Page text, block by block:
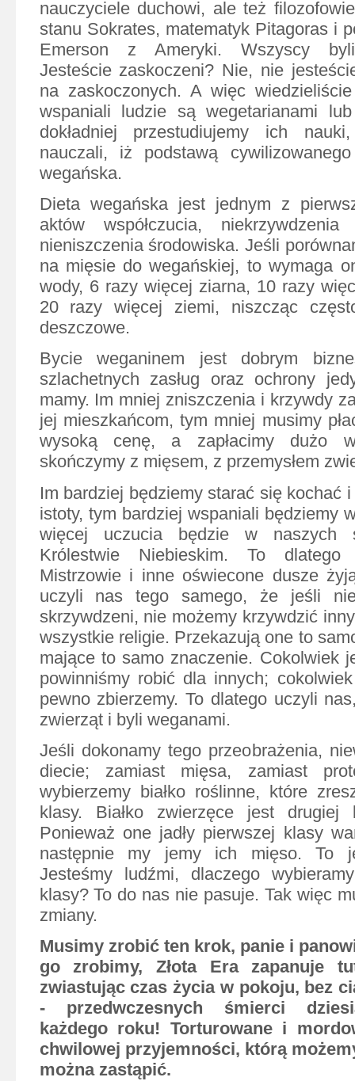
nauczyciele duchowi, ale też
stanu Sokrates, matematyk Pitagoras i
Emerson z Ameryki. Wszyscy byli
Jesteście zaskoczeni? Nie, nie
na zaskoczonych. A więc
wspaniali ludzie są wegetarianami
dokładniej przestudiujemy ich
nauczali, iż podstawą
wegańska.
Dieta wegańska jest jednym z
aktów współczucia,
nieniszczenia środowiska. Jeśli
na mięsie do wegańskiej, to wymaga
wody, 6 razy więcej ziarna, 10 razy
20 razy więcej ziemi, niszcząc
deszczowe.
Bycie weganinem jest dobrym
szlachetnych zasług oraz ochrony
mamy. Im mniej zniszczenia i krzywdy
jej mieszkańcom, tym mniej musimy
wysoką cenę, a zapłacimy dużo
skończymy z mięsem, z przemysłem
Im bardziej będziemy starać się kochać
istoty, tym bardziej wspaniali będziemy
więcej uczucia będzie w naszych
Królestwie Niebieskim. To dlatego
Mistrzowie i inne oświecone dusze
uczyli nas tego samego, że jeśli
skrzywdzeni, nie możemy krzywdzić
wszystkie religie. Przekazują one to
mające to samo znaczenie. Cokolwiek
powinniśmy robić dla innych;
pewno zbierzemy. To dlatego uczyli
zwierząt i byli weganami.
Jeśli dokonamy tego przeobrażenia,
diecie; zamiast mięsa, zamiast
wybierzemy białko roślinne, które
klasy. Białko zwierzęce jest drugiej
Ponieważ one jadły pierwszej klasy
następnie my jemy ich mięso. To
Jesteśmy ludźmi, dlaczego
klasy? To do nas nie pasuje. Tak więc
zmiany.
Musimy zrobić ten krok, panie i
go zrobimy, Złota Era zapanuje
zwiastując czas życia w pokoju, bez
- przedwczesnych śmierci
każdego roku! Torturowane i
chwilowej przyjemności, którą
można zastąpić.